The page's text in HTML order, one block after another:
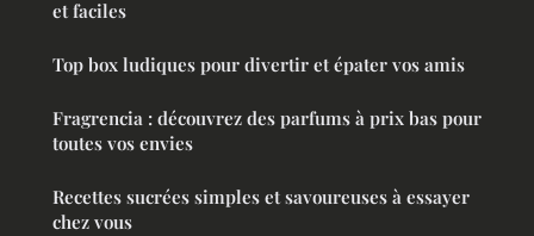
et faciles
Top box ludiques pour divertir et épater vos amis
Fragrencia : découvrez des parfums à prix bas pour
toutes vos envies
Recettes sucrées simples et savoureuses à essayer
chez vous